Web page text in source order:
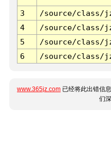
3 /source/class/
4
/source/class/
5
/source/class/
6
/source/class/
www.365jz.com 已经将此出错信
们